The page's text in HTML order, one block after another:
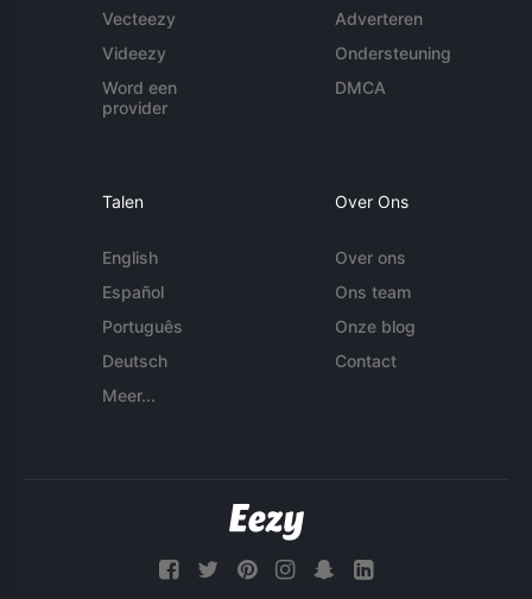
Vecteezy
Videezy
Word een
provider
Adverteren
Ondersteuning
DMCA
Talen
English
Español
Português
Deutsch
Meer...
Over Ons
Over ons
Ons team
Onze blog
Contact